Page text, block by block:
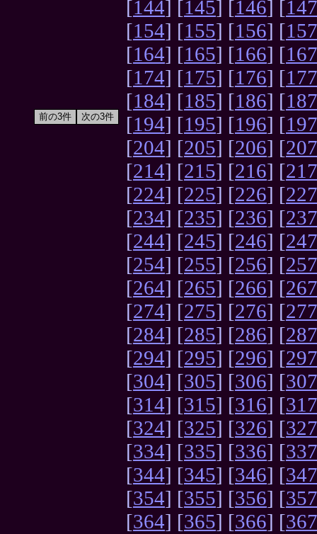
[144] [145] [146] [147
[154] [155] [156] [157
[164] [165] [166] [167
[174] [175] [176] [177
[184] [185] [186] [187
[194] [195] [196] [197
[204] [205] [206] [207
[214] [215] [216] [217
[224] [225] [226] [227
[234] [235] [236] [237
[244] [245] [246] [247
[254] [255] [256] [257
[264] [265] [266] [267
[274] [275] [276] [277
[284] [285] [286] [287
[294] [295] [296] [297
[304] [305] [306] [307
[314] [315] [316] [317
[324] [325] [326] [327
[334] [335] [336] [337
[344] [345] [346] [347
[354] [355] [356] [357
[364] [365] [366] [367